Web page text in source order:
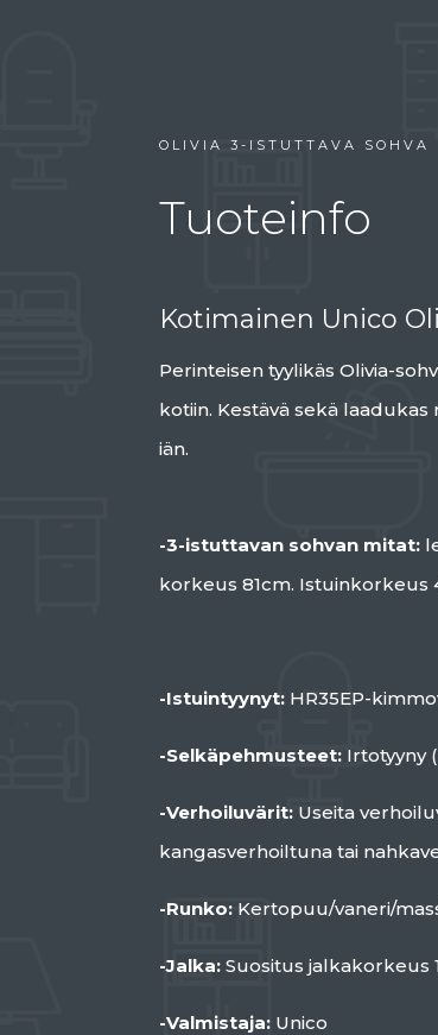
OLIVIA 3-ISTUTTAVA SOHVA
Tuoteinfo
Kotimainen Unico
Perinteisen tyylikäs Olivia-
kotiin. Kestävä sekä
iän.
-3-istuttavan sohvan mitat:
korkeus 81cm. Istuinkorkeus
-Istuintyynyt: HR35EP-
-Selkäpehmusteet: Irtotyyny
-Verhoiluvärit: Useita
kangasverhoiltuna tai
-Runko: Kertopuu/vaneri/
-Jalka:Suositus jalkakorkeus
-Valmistaja: Unico